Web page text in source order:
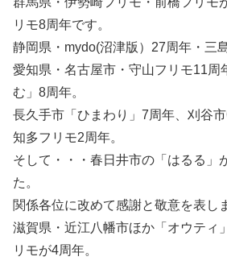
リモ8周年です。
静岡県・mydo(沼津版）27周年・三
愛知県・名古屋市・守山フリモ11周
む」8周年。
長久手市「ひまわり」7周年、刈谷
知多フリモ2周年。
そして・・・春日井市の「はるる」
た。
関係各位に改めて感謝と敬意を表し
滋賀県・近江八幡市ほか「オウティ
リモが4周年。